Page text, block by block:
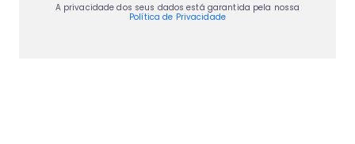
A privacidade dos seus dados está garantida pela nossa
Política de Privacidade